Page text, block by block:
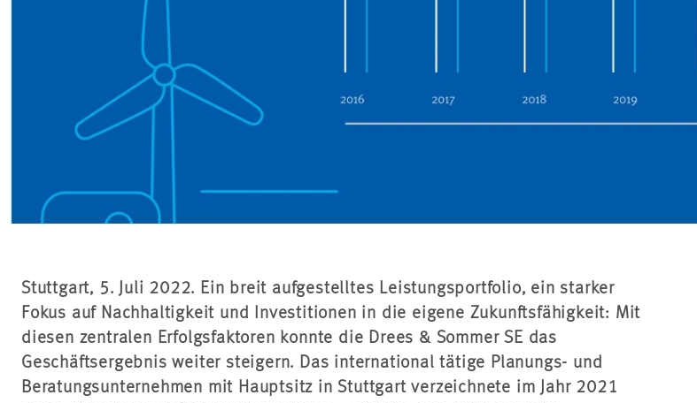
Stuttgart, 5. Juli 2022. Ein breit aufgestelltes Leistungsportfolio, ein starker
Fokus auf Nachhaltigkeit und Investitionen in die eigene Zukunftsfähigkeit: Mit
diesen zentralen Erfolgsfaktoren konnte die Drees & Sommer SE das
Geschäftsergebnis weiter steigern. Das international tätige Planungs- und
Beratungsunternehmen mit Hauptsitz in Stuttgart verzeichnete im Jahr 2021